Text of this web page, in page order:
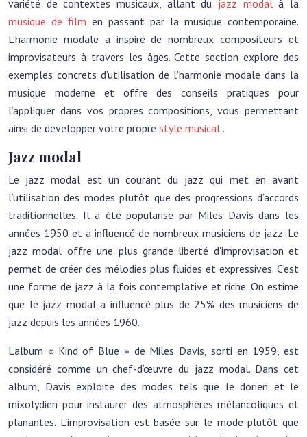
variété de contextes musicaux, allant du jazz modalà la
musique de film en passant par la musique contemporaine.
L’harmonie modale a inspiré de nombreux compositeurs et
improvisateurs à travers les âges. Cette section explore des
exemples concrets d’utilisation de l’harmonie modale dans la
musique moderne et offre des conseils pratiques pour
l’appliquer dans vos propres compositions, vous permettant
ainsi de développer votre propre style musical .
Jazz modal
Le jazz modal est un courant du jazz qui met en avant
l’utilisation des modes plutôt que des progressions d’accords
traditionnelles. Il a été popularisé par Miles Davis dans les
années 1950 et a influencé de nombreux musiciens de jazz. Le
jazz modal offre une plus grande liberté d’improvisation et
permet de créer des mélodies plus fluides et expressives. C’est
une forme de jazz à la fois contemplative et riche. On estime
que le jazz modal a influencé plus de 25% des musiciens de
jazz depuis les années 1960.
L’album « Kind of Blue » de Miles Davis, sorti en 1959, est
considéré comme un chef-d’œuvre du jazz modal. Dans cet
album, Davis exploite des modes tels que le dorien et le
mixolydien pour instaurer des atmosphères mélancoliques et
planantes. L’improvisation est basée sur le mode plutôt que